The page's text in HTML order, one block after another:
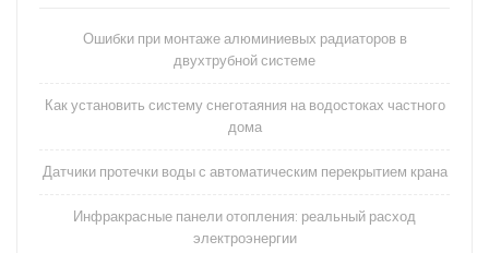
Ошибки при монтаже алюминиевых радиаторов в
двухтрубной системе
Как установить систему снеготаяния на водостоках частного
дома
Датчики протечки воды с автоматическим перекрытием крана
Инфракрасные панели отопления: реальный расход
электроэнергии